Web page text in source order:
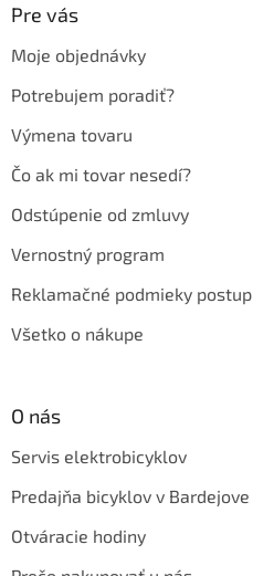
Pre vás
Moje objednávky
Potrebujem poradiť?
Výmena tovaru
Čo ak mi tovar nesedí?
Odstúpenie od zmluvy
Vernostný program
Reklamačné podmieky postup
Všetko o nákupe
O nás
Servis elektrobicyklov
Predajňa bicyklov v Bardejove
Otváracie hodiny